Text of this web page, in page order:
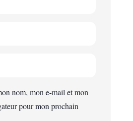
nom, mon e-mail et mon
pour mon prochain